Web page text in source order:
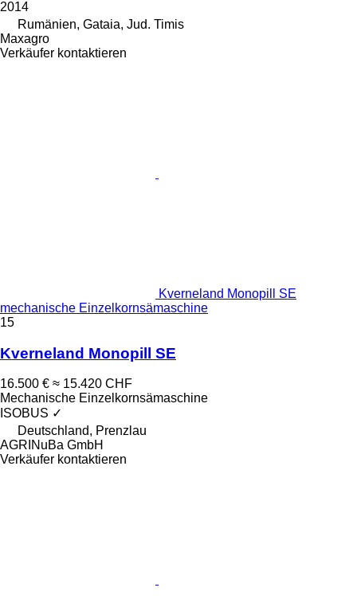
2014
Rumänien, Gataia, Jud. Timis
Maxagro
Verkäufer kontaktieren
Kverneland Monopill SE
mechanische Einzelkornsämaschine
15
Kverneland Monopill SE
16.500 € ≈ 15.420 CHF
Mechanische Einzelkornsämaschine
ISOBUS ✓
Deutschland, Prenzlau
AGRINuBa GmbH
Verkäufer kontaktieren